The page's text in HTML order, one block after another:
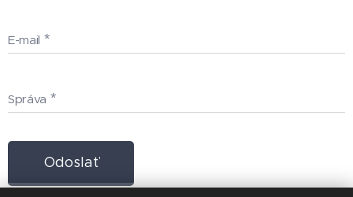
E-mail
Správa
Odoslať